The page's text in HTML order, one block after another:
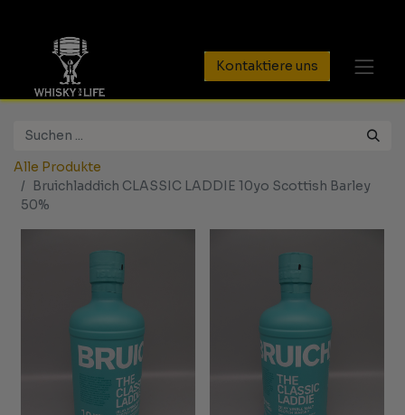
Kontaktiere uns
Alle Produkte
Bruichladdich CLASSIC LADDIE 10yo Scottish Barley
50%